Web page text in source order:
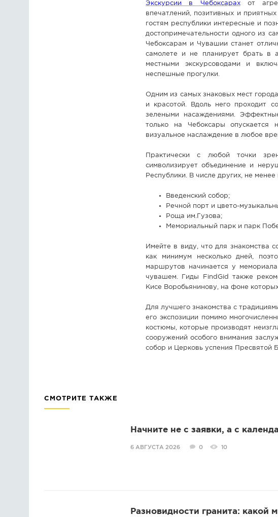
Экскурсии в Чебоксарахот
впечатлений, позитивных и
гостям республики интересные и
достопримечательности одного из
Чебоксарам и Чувашии станет
самолете и не планирует брать в
местными экскурсоводами и
неспешные прогулки.
Одним из самых знаковых мест
и красотой. Вдоль него проходит
зелеными насаждениями.
только на Чебоксары опускается
визуальное наслаждение в любое
Практически с любой точки
символизирует объединение и
Республики. В числе других, не
Введенский собор;
Речной порт и цвето-
Роща им.Гузова;
Мемориальный парк и парк
Имейте в виду, что для знакомства
как минимум несколько дней,
маршрутов начинается у
чувашем. Гиды FindGid также
Кисе Воробьянинову, на фоне
Для лучшего знакомства с
его экспозиции помимо
костюмы, которые производят
сооружений особого внимания
собор и Церковь успения Пресвятой
СМОТРИТЕ ТАКЖЕ
Начните не с заявки, а с
6 АВГУСТА 2026 0 10
Разновидности гранита: какой